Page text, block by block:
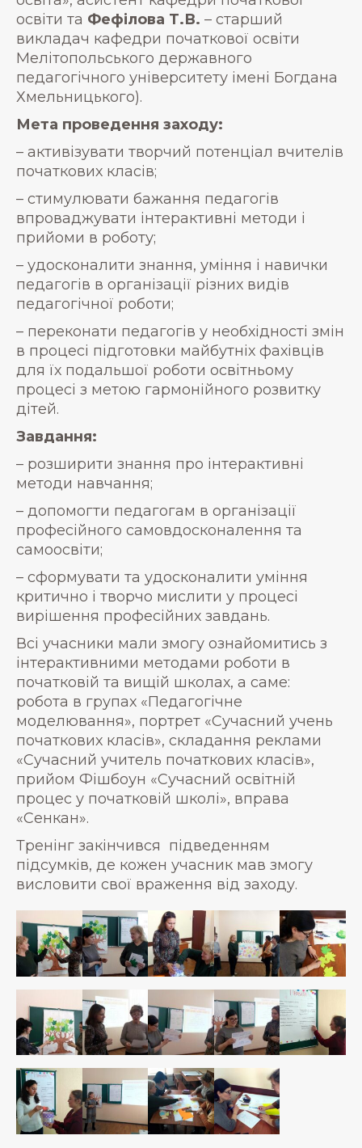
освіти та Фефілова Т.В. – старший
викладач кафедри початкової освіти
Мелітопольського державного
педагогічного університету імені Богдана
Хмельницького).
Мета проведення заходу:
– активізувати творчий потенціал вчителів
початкових класів;
– стимулювати бажання педагогів
впроваджувати інтерактивні методи і
прийоми в роботу;
– удосконалити знання, уміння і навички
педагогів в організації різних видів
педагогічної роботи;
– переконати педагогів у необхідності змін
в процесі підготовки майбутніх фахівців
для їх подальшої роботи освітньому
процесі з метою гармонійного розвитку
дітей.
Завдання:
– розширити знання про інтерактивні
методи навчання;
– допомогти педагогам в організації
професійного самовдосконалення та
самоосвіти;
– сформувати та удосконалити уміння
критично і творчо мислити у процесі
вирішення професійних завдань.
Всі учасники мали змогу ознайомитись з
інтерактивними методами роботи в
початковій та вищій школах, а саме:
робота в групах «Педагогічне
моделювання», портрет «Сучасний учень
початкових класів», складання реклами
«Сучасний учитель початкових класів»,
прийом Фішбоун «Сучасний освітній
процес у початковій школі», вправа
«Сенкан».
Тренінг закінчився підведенням
підсумків, де кожен учасник мав змогу
висловити свої враження від заходу.